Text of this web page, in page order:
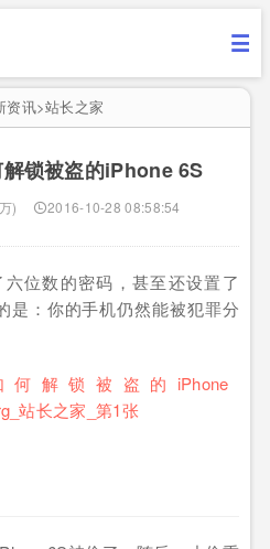
资讯>站长之家
锁被盗的iPhone 6S
) 2016-10-28 08:58:54
位数的密码，甚至还设置了
是：你的手机仍然能被犯罪分